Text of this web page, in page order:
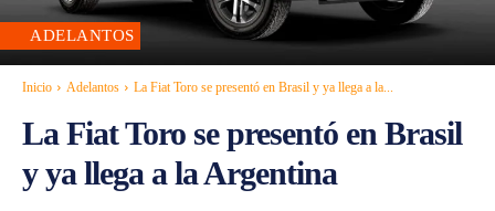
ADELANTOS
Inicio Adelantos La Fiat Toro se presentó en Brasil y ya llega a la...
La Fiat Toro se presentó en Brasil
y ya llega a la Argentina